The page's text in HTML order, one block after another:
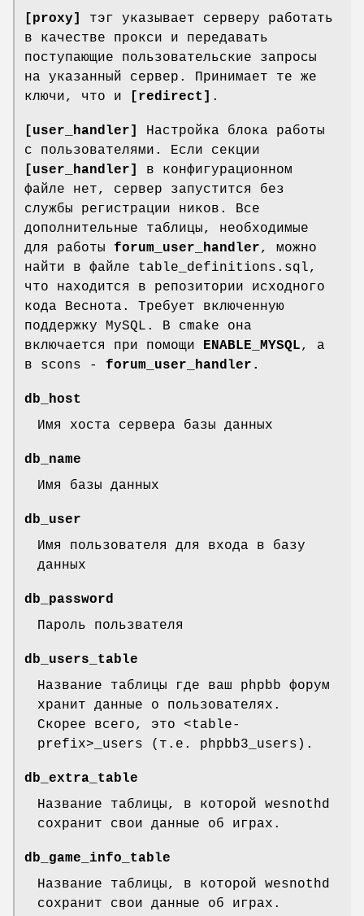
[proxy]
тэг указывает серверу работать
в качестве прокси и передавать
поступающие пользовательские запросы
на указанный сервер. Принимает те же
ключи, что и
[redirect] .
[user_handler]
Настройка блока работы
с пользователями. Если секции
[user_handler]
в конфигурационном
файле нет, сервер запустится без
службы регистрации ников. Все
дополнительные таблицы, необходимые
для работы forum_user_handler, можно
найти в файле table_definitions.sql,
что находится в репозитории исходного
кода Веснота. Требует включенную
поддержку MySQL. В cmake она
включается при помощи ENABLE_MYSQL, а
в scons - forum_user_handler.
db_host
Имя хоста сервера базы данных
db_name
Имя базы данных
db_user
Имя пользователя для входа в базу
данных
db_password
Пароль пользвателя
db_users_table
Название таблицы где ваш phpbb форум
хранит данные о пользователях.
Скорее всего, это <table-
prefix>_users (т.е. phpbb3_users).
db_extra_table
Название таблицы, в которой wesnothd
сохранит свои данные об играх.
db_game_info_table
Название таблицы, в которой wesnothd
сохранит свои данные об играх.